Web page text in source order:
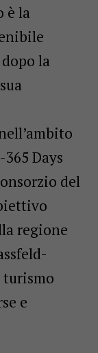
è la
la
Days
del
regione
turismo
e